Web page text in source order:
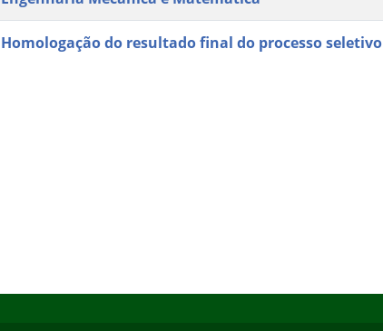
Homologação do resultado final do processo seletivo